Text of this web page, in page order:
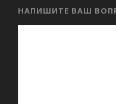
НАПИШИТЕ ВАШ